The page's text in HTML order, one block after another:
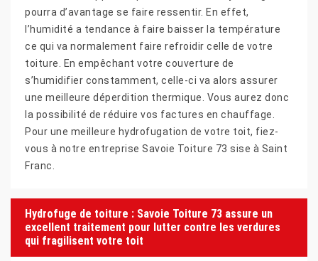
pourra d’avantage se faire ressentir. En effet,
l’humidité a tendance à faire baisser la température
ce qui va normalement faire refroidir celle de votre
toiture. En empêchant votre couverture de
s’humidifier constamment, celle-ci va alors assurer
une meilleure déperdition thermique. Vous aurez donc
la possibilité de réduire vos factures en chauffage.
Pour une meilleure hydrofugation de votre toit, fiez-
vous à notre entreprise Savoie Toiture 73 sise à Saint
Franc.
Hydrofuge de toiture : Savoie Toiture 73 assure un
excellent traitement pour lutter contre les verdures
qui fragilisent votre toit